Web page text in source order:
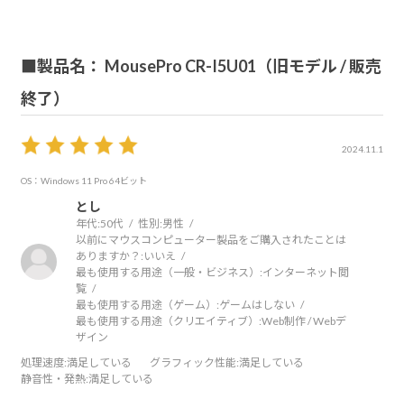
■製品名： MousePro CR-I5U01（旧モデル / 販売
終了）
2024.11.1
OS：Windows 11 Pro 64ビット
とし
年代:50代 性別:男性
以前にマウスコンピューター製品をご購入されたことは
ありますか？: いいえ
最も使用する用途（一般・ビジネス）:インターネット閲
覧
最も使用する用途（ゲーム）:ゲームはしない
最も使用する用途（クリエイティブ）:Web制作 / Webデ
ザイン
処理速度:満足している グラフィック性能:満足している
静音性・発熱:満足している